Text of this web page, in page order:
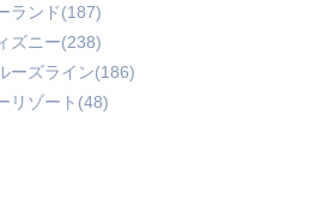
ランド(187)
ズニー(238)
ーズライン(186)
リゾート (48)